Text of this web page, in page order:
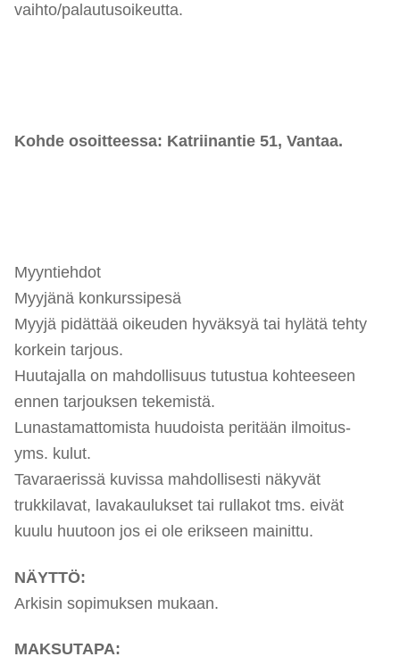
vaihto/palautusoikeutta.
Kohde osoitteessa: Katriinantie 51, Vantaa.
Myyntiehdot
Myyjänä konkurssipesä
Myyjä pidättää oikeuden hyväksyä tai hylätä tehty
korkein tarjous.
Huutajalla on mahdollisuus tutustua kohteeseen
ennen tarjouksen tekemistä.
Lunastamattomista huudoista peritään ilmoitus-
yms. kulut.
Tavaraerissä kuvissa mahdollisesti näkyvät
trukkilavat, lavakaulukset tai rullakot tms. eivät
kuulu huutoon jos ei ole erikseen mainittu.
NÄYTTÖ:
Arkisin sopimuksen mukaan.
MAKSUTAPA: